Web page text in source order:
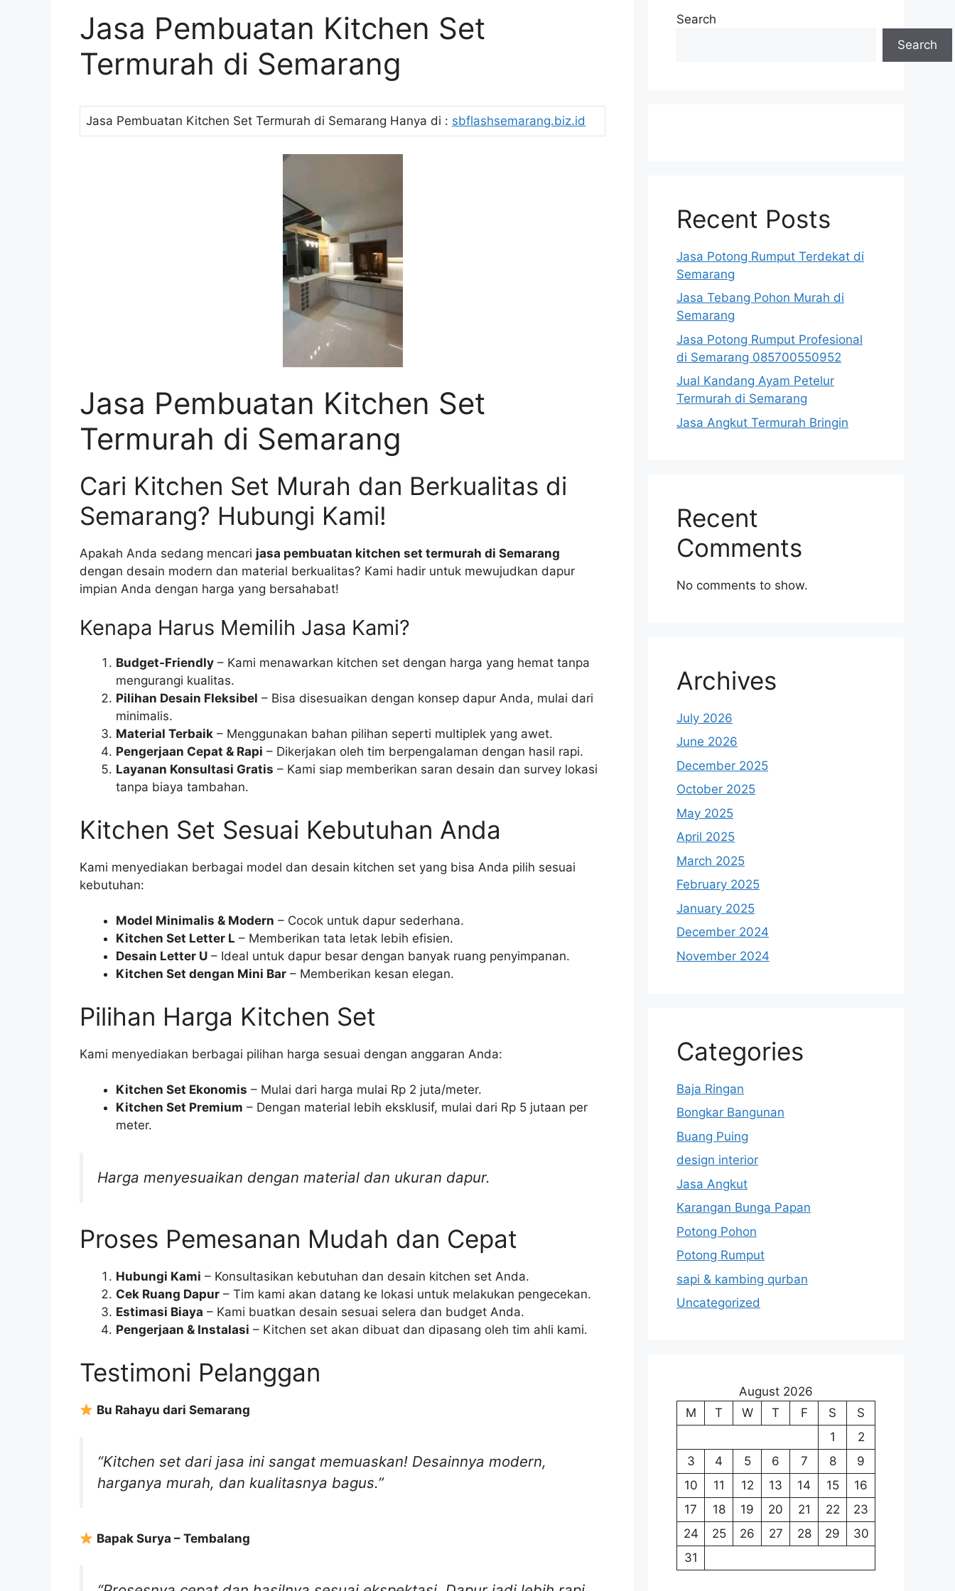
Jasa Pembuatan Kitchen Set
Termurah di Semarang
Jasa Pembuatan Kitchen Set Termurah di Semarang Hanya di : sbflashsemarang.biz.id
Jasa Pembuatan Kitchen Set
Termurah di Semarang
Cari Kitchen Set Murah dan Berkualitas di
Semarang? Hubungi Kami!
Apakah Anda sedang mencari jasa pembuatan kitchen set termurah di Semarang
dengan desain modern dan material berkualitas? Kami hadir untuk mewujudkan dapur
impian Anda dengan harga yang bersahabat!
Kenapa Harus Memilih Jasa Kami?
Budget-Friendly – Kami menawarkan kitchen set dengan harga yang hemat tanpa
mengurangi kualitas.
Pilihan Desain Fleksibel – Bisa disesuaikan dengan konsep dapur Anda, mulai dari
minimalis.
Material Terbaik – Menggunakan bahan pilihan seperti multiplek yang awet.
Pengerjaan Cepat & Rapi – Dikerjakan oleh tim berpengalaman dengan hasil rapi.
Layanan Konsultasi Gratis – Kami siap memberikan saran desain dan survey lokasi
tanpa biaya tambahan.
Kitchen Set Sesuai Kebutuhan Anda
Kami menyediakan berbagai model dan desain kitchen set yang bisa Anda pilih sesuai
kebutuhan:
Model Minimalis & Modern – Cocok untuk dapur sederhana.
Kitchen Set Letter L – Memberikan tata letak lebih efisien.
Desain Letter U – Ideal untuk dapur besar dengan banyak ruang penyimpanan.
Kitchen Set dengan Mini Bar – Memberikan kesan elegan.
Pilihan Harga Kitchen Set
Kami menyediakan berbagai pilihan harga sesuai dengan anggaran Anda:
Kitchen Set Ekonomis – Mulai dari harga mulai Rp 2 juta/meter.
Kitchen Set Premium – Dengan material lebih eksklusif, mulai dari Rp 5 jutaan per
meter.
Harga menyesuaikan dengan material dan ukuran dapur.
Proses Pemesanan Mudah dan Cepat
Hubungi Kami – Konsultasikan kebutuhan dan desain kitchen set Anda.
Cek Ruang Dapur – Tim kami akan datang ke lokasi untuk melakukan pengecekan.
Estimasi Biaya – Kami buatkan desain sesuai selera dan budget Anda.
Pengerjaan & Instalasi – Kitchen set akan dibuat dan dipasang oleh tim ahli kami.
Testimoni Pelanggan
Bu Rahayu dari Semarang
“Kitchen set dari jasa ini sangat memuaskan! Desainnya modern,
harganya murah, dan kualitasnya bagus.”
Bapak Surya – Tembalang
Search
Search
Recent Posts
Jasa Potong Rumput Terdekat di
Semarang
Jasa Tebang Pohon Murah di
Semarang
Jasa Potong Rumput Profesional
di Semarang 085700550952
Jual Kandang Ayam Petelur
Termurah di Semarang
Jasa Angkut Termurah Bringin
Recent
Comments
No comments to show.
Archives
July 2026
June 2026
December 2025
October 2025
May 2025
April 2025
March 2025
February 2025
January 2025
December 2024
November 2024
Categories
Baja Ringan
Bongkar Bangunan
Buang Puing
design interior
Jasa Angkut
Karangan Bunga Papan
Potong Pohon
Potong Rumput
sapi & kambing qurban
Uncategorized
August 2026
M
T W T F S
S
1
2
3
4 5 6 7 8
9
10
11 12 13 14 15
16
17
18 19 20 21 22
23
24
25 26 27 28 29
30
31